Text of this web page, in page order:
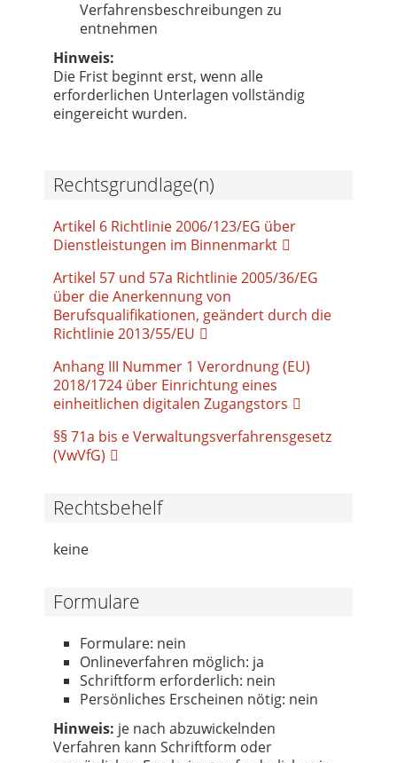
Verfahrensbeschreibungen zu
entnehmen
Hinweis:
Die Frist beginnt erst, wenn alle
erforderlichen Unterlagen vollständig
eingereicht wurden.
Rechtsgrundlage(n)
Artikel 6 Richtlinie 2006/123/EG über
Dienstleistungen im Binnenmarkt
Artikel 57 und 57a Richtlinie 2005/36/EG
über die Anerkennung von
Berufsqualifikationen, geändert durch die
Richtlinie 2013/55/EU
Anhang III Nummer 1 Verordnung (EU)
2018/1724 über Einrichtung eines
einheitlichen digitalen Zugangstors
§§ 71a bis e Verwaltungsverfahrensgesetz
(VwVfG)
Rechtsbehelf
keine
Formulare
Formulare: nein
Onlineverfahren möglich: ja
Schriftform erforderlich: nein
Persönliches Erscheinen nötig: nein
Hinweis: je nach abzuwickelnden
Verfahren kann Schriftform oder